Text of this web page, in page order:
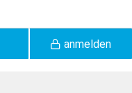
anmelden